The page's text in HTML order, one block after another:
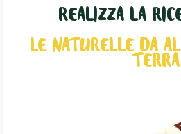
REALIZZA LA
LE NATURELLE DA
TERRA